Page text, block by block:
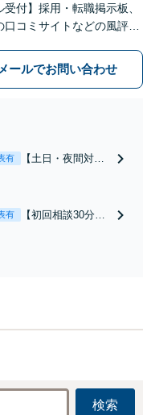
受付】採用・転職掲示板、
口コミサイトなどの風評被
問わず相談可。可能な限り
で駆けつけサポート【労
メールでお問い合わせ
有
【土日・夜間対応
れたら、サインす
有
【初回相談30分無
お店の風評被害対
応可：開示請求の
意見照会が来たと検索